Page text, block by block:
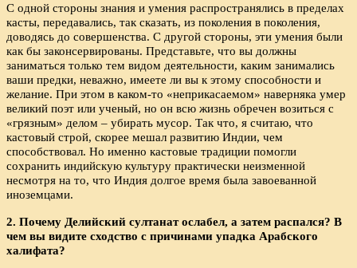
С одной стороны знания и умения распространялись в пределах
касты, передавались, так сказать, из поколения в поколения,
доводясь до совершенства. С другой стороны, эти умения были
как бы законсервированы. Представьте, что вы должны
заниматься только тем видом деятельности, каким занимались
ваши предки, неважно, имеете ли вы к этому способности и
желание. При этом в каком-то «неприкасаемом» наверняка умер
великий поэт или ученый, но он всю жизнь обречен возиться с
«грязным» делом – убирать мусор. Так что, я считаю, что
кастовый строй, скорее мешал развитию Индии, чем
способствовал. Но именно кастовые традиции помогли
сохранить индийскую культуру практически неизменной
несмотря на то, что Индия долгое время была завоеванной
иноземцами.
2. Почему Делийский султанат ослабел, а затем распался? В
чем вы видите сходство с причинами упадка Арабского
халифата?